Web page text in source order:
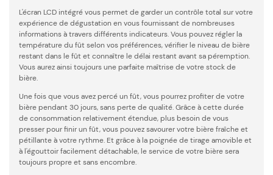
L'écran LCD intégré vous permet de garder un contrôle total sur votre
expérience de dégustation en vous fournissant de nombreuses
informations à travers différents indicateurs. Vous pouvez régler la
température du fût selon vos préférences, vérifier le niveau de bière
restant dans le fût et connaître le délai restant avant sa péremption.
Vous aurez ainsi toujours une parfaite maîtrise de votre stock de
bière.
Une fois que vous avez percé un fût, vous pourrez profiter de votre
bière pendant 30 jours, sans perte de qualité. Grâce à cette durée
de consommation relativement étendue, plus besoin de vous
presser pour finir un fût, vous pouvez savourer votre bière fraîche et
pétillante à votre rythme. Et grâce à la poignée de tirage amovible et
à l'égouttoir facilement détachable, le service de votre bière sera
toujours propre et sans encombre.